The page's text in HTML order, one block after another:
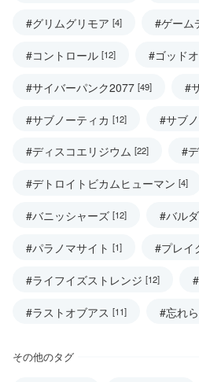
#グリムグリモア [4] #ゲーム
#コントロール [12] #ゴッド
#サイバーパンク2077 [49] #
#サブノーティカ [12] #サブ
#ディスコエリジウム [22] #
#デトロイトビカムヒューマン [4]
#バニッシャーズ [12] #バル
#パラノマサイト [1] #プレイ
#ライフイズストレンジ [12]
#ラストオブアス [11] #忘れ
その他のタグ